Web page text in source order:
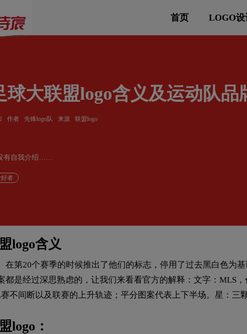
首页 LOGO设
球大联盟logo含义及运动队品
作者 先锋logo队 来源 联盟logo
有自我介绍……
者
logo含义
在第20个赛季的时候推出了他们的标志，停用了过去黑白色为
都是经过深思熟虑的，让我们来看看官方的解释：文字：MLS
不间断以及联赛的上升轨迹；平分图案代表上下半场。星：
logo：